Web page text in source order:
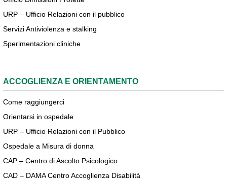
URP – Ufficio Relazioni con il pubblico
Servizi Antiviolenza e stalking
Sperimentazioni cliniche
ACCOGLIENZA E ORIENTAMENTO
Come raggiungerci
Orientarsi in ospedale
URP – Ufficio Relazioni con il Pubblico
Ospedale a Misura di donna
CAP – Centro di Ascolto Psicologico
CAD – DAMA Centro Accoglienza Disabilità